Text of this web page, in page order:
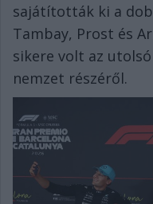
sajátították ki a
Tambay, Prost és
sikere volt az
nemzet részéről.